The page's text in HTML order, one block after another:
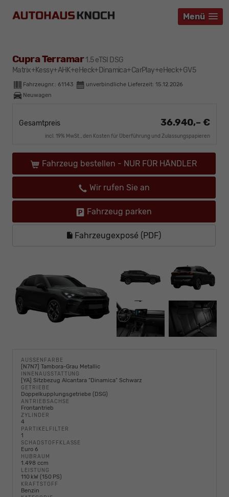
Menü
Menü
Menü
Cupra Terramar1.5 eTSI DSG
Matrix+Kessy+AHK+eHeck+Dinamica+CarPlay+eHeck+GV5
Fahrzeugnr.: 61143 unverbindliche Lieferzeit: 15.12.2026
Neuwagen
Gesamtpreis 36.940,– €
incl. 19% MwSt., den Kosten für Überführung und Zulassungspapieren
Fahrzeug bestellen - NUR FÜR HÄNDLER
Wir rufen Sie an
Fahrzeug parken
Fahrzeugexposé (PDF)
AUSSENFARBE
[N7N7] Tambora-Grau Metallic
INNENAUSSTATTUNG
[YA] Sitzbezug Alcantara "Dinamica" Schwarz
GETRIEBE
Doppelkupplungsgetriebe (DSG)
ANTRIEBSACHSE
Frontantrieb
ZYLINDER
4
PARTIKELFILTER
1
SCHADSTOFFKLASSE
Euro 6
HUBRAUM
1.498 ccm
LEISTUNG
110 kW (150 PS)
KRAFTSTOFF
Benzin